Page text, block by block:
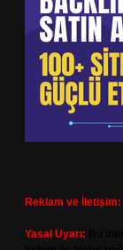
Reklam ve İletişim:
Yasal Uyarı: